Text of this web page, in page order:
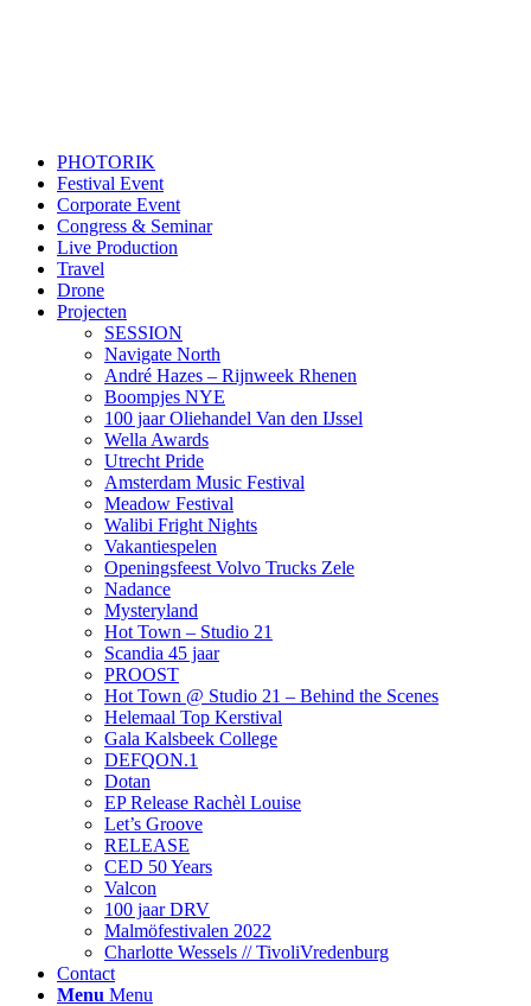
PHOTORIK
Festival Event
Corporate Event
Congress & Seminar
Live Production
Travel
Drone
Projecten
SESSION
Navigate North
André Hazes – Rijnweek Rhenen
Boompjes NYE
100 jaar Oliehandel Van den IJssel
Wella Awards
Utrecht Pride
Amsterdam Music Festival
Meadow Festival
Walibi Fright Nights
Vakantiespelen
Openingsfeest Volvo Trucks Zele
Nadance
Mysteryland
Hot Town – Studio 21
Scandia 45 jaar
PROOST
Hot Town @ Studio 21 – Behind the Scenes
Helemaal Top Kerstival
Gala Kalsbeek College
DEFQON.1
Dotan
EP Release Rachèl Louise
Let’s Groove
RELEASE
CED 50 Years
Valcon
100 jaar DRV
Malmöfestivalen 2022
Charlotte Wessels // TivoliVredenburg
Contact
Menu Menu